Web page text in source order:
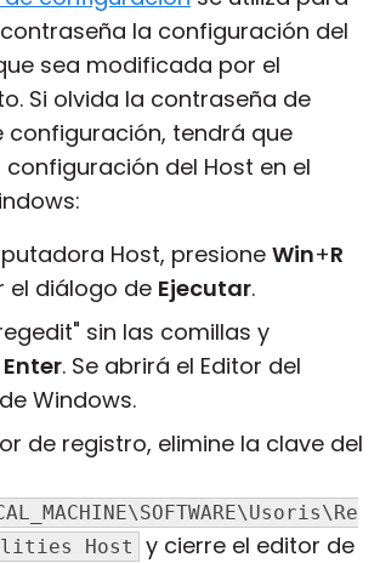
la configuración del
sea modificada por el
Si olvida la contraseña de
configuración, tendrá que
del Host en el
Host, presione Win+R
el diálogo de Ejecutar.
sin las comillas y
Enter. Se abrirá el Editor del
Windows.
de registro, elimine la clave del
Host
y cierre el editor de